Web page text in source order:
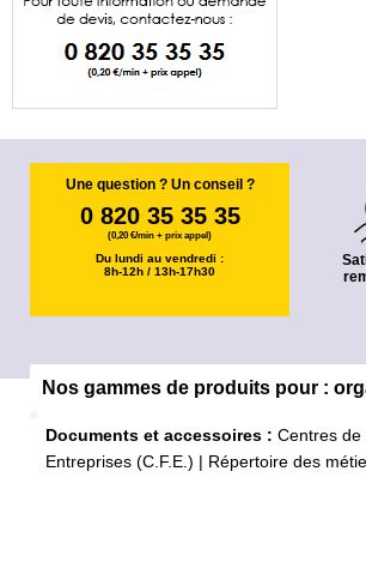
Une question ? Un conseil ?
0 820 35 35 35
(0,20 €/min + prix appel)
Du lundi au vendredi :
8h-12h / 13h-17h30
Nos gammes de produits pour :
Documents et accessoires : Centres de
Entreprises (C.F.E.)
Répertoire des